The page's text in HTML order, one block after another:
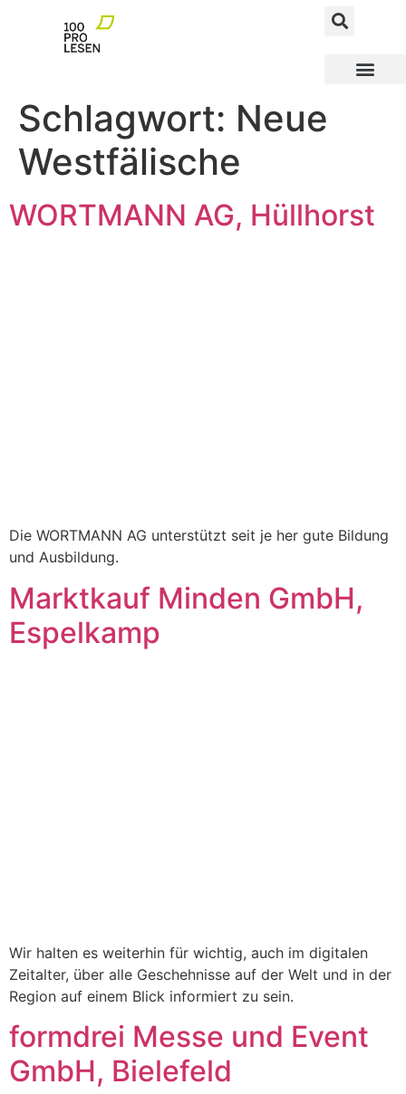
Schlagwort: Neue
Westfälische
WORTMANN AG, Hüllhorst
Die WORTMANN AG unterstützt seit je her gute Bildung
und Ausbildung.
Marktkauf Minden GmbH,
Espelkamp
Wir halten es weiterhin für wichtig, auch im digitalen
Zeitalter, über alle Geschehnisse auf der Welt und in der
Region auf einem Blick informiert zu sein.
formdrei Messe und Event
GmbH, Bielefeld